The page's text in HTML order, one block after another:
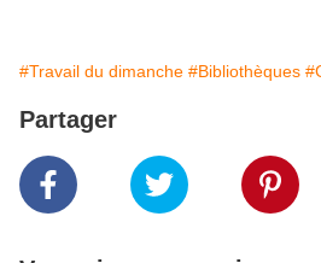
#Travail du dimanche #Bibliothèques
Partager